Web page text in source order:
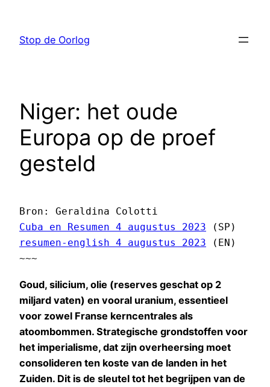
Stop de Oorlog
Niger: het oude
Europa op de proef
gesteld
Cuba en Resumen 4 augustus 2023
resumen-english 4 augustus 2023 (EN)
~~~
Goud, silicium, olie (reserves geschat op 2
miljard vaten) en vooral uranium, essentieel
voor zowel Franse kerncentrales als
atoombommen. Strategische grondstoffen voor
het imperialisme, dat zijn overheersing moet
consolideren ten koste van de landen in het
Zuiden. Dit is de sleutel tot het begrijpen van de